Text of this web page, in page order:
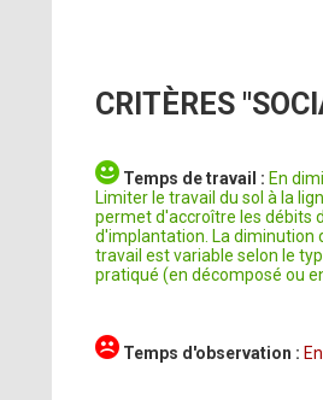
CRITÈRES
Temps de travail : En
Limiter le travail du sol à la
permet d'accroître les débits
d'implantation. La diminution
travail est variable selon le
pratiqué (en décomposé ou
Temps d'observation :